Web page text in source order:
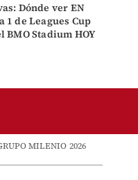
Dónde ver EN
1 de Leagues Cup
BMO Stadium HOY
MILENIO 2026